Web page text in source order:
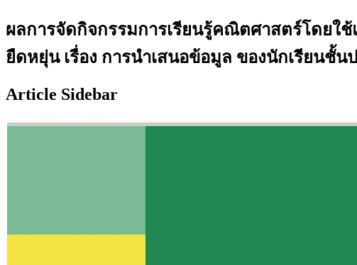
ผลการจัดกิจกรรมการเรียนรู้คณิตศาสตร์โดยใช้
ยืดหยุ่น เรื่อง การนำเสนอข้อมูล ของนักเรียนชั้น
Article Sidebar